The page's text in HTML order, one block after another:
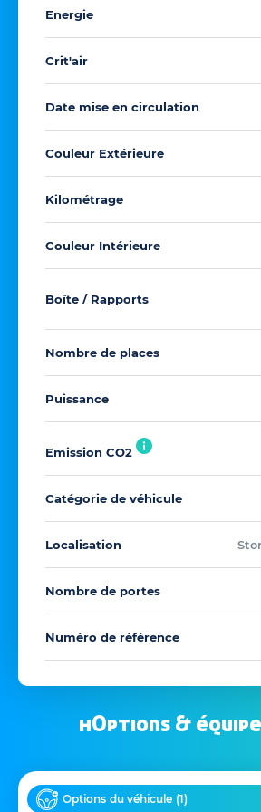
Energie
Crit'air
Date mise en circulation
Couleur Extérieure
Kilométrage
Couleur Intérieure
Boîte / Rapports
Nombre de places
Puissance
Emission CO2
Catégorie de véhicule
Localisation
Nombre de portes
Numéro de référence
hOptions &
Options du véhicule (1)